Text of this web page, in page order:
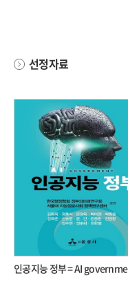
선정자료
인공지능 정부 = AI